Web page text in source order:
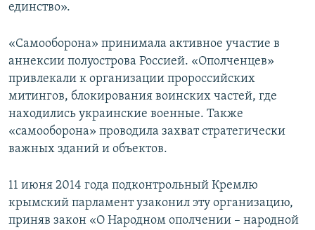
единство».
«Самооборона» принимала активное участие в
аннексии полуострова Россией. «Ополченцев»
привлекали к организации пророссийских
митингов, блокирования воинских частей, где
находились украинские военные. Также
«самооборона» проводила захват стратегически
важных зданий и объектов.
11 июня 2014 года подконтрольный Кремлю
крымский парламент узаконил эту организацию,
приняв закон «О Народном ополчении – народной